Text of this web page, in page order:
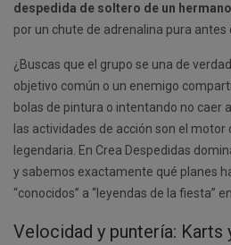
despedida de soltero de un hermano
por un chute de adrenalina pura antes
¿Buscas que el grupo se una de
objetivo común o un enemigo
bolas de pintura o intentando no caer
las actividades de acción son el
legendaria. En Crea Despedidas
y sabemos exactamente qué planes
“conocidos” a “leyendas de la fiesta”
Velocidad y puntería: Karts